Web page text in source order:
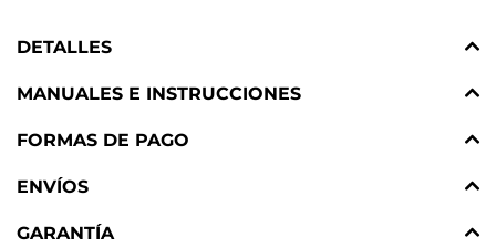
DETALLES
MANUALES E INSTRUCCIONES
FORMAS DE PAGO
ENVÍOS
GARANTÍA